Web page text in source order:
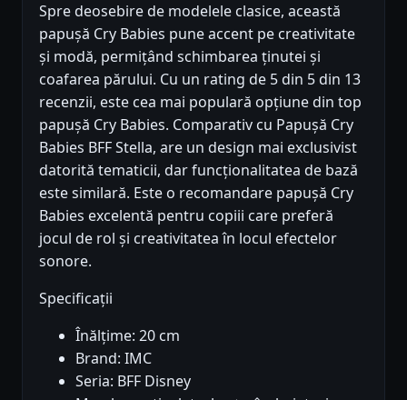
Spre deosebire de modelele clasice, această
papușă Cry Babies pune accent pe creativitate
și modă, permițând schimbarea ținutei și
coafarea părului. Cu un rating de 5 din 5 din 13
recenzii, este cea mai populară opțiune din top
papușă Cry Babies. Comparativ cu Papușă Cry
Babies BFF Stella, are un design mai exclusivist
datorită tematicii, dar funcționalitatea de bază
este similară. Este o recomandare papușă Cry
Babies excelentă pentru copiii care preferă
jocul de rol și creativitatea în locul efectelor
sonore.
Specificații
Înălțime: 20 cm
Brand: IMC
Seria: BFF Disney